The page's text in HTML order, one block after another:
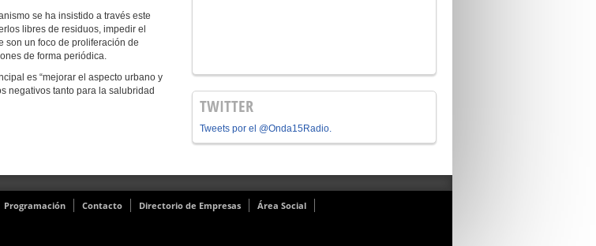
se ha insistido a través este
libres de residuos, impedir el
son un foco de proliferación de
de forma periódica.
es “mejorar el aspecto urbano y
negativos tanto para la salubridad
TWITTER
Tweets por el @Onda15Radio.
Programación Contacto Directorio de Empresas
Área Social